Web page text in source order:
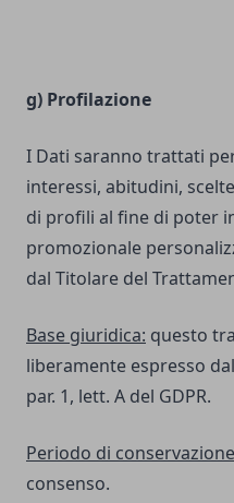
g) Profilazione
I Dati saranno trattati
interessi, abitudini,
di profili al fine di poter
promozionale
dal Titolare del
Base giuridica: questo
liberamente espresso
par. 1, lett. A del GDPR.
Periodo di
consenso.